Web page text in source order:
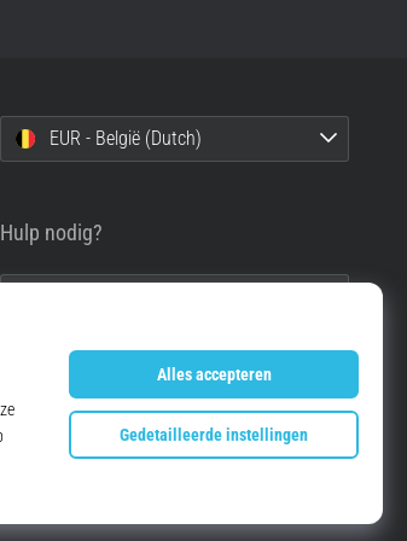
EUR - België (Dutch)
Hulp nodig?